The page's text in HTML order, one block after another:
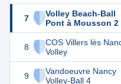
7
Volley Beach-Ball
Pont à Mousson 2
8
COS Villers lès
Volley
9
Vandoeuvre Nancy
Volley-Ball 4
19 18
18
12 18